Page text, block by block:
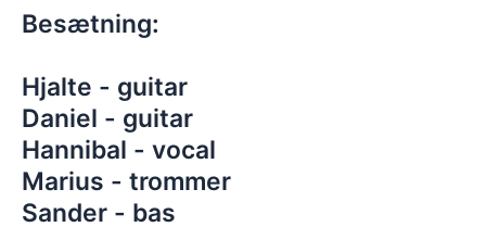
Besætning:
Hjalte - guitar
Daniel - guitar
Hannibal - vocal
Marius - trommer
Sander - bas